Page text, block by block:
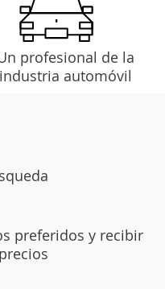
profesional de la
industria automóvil
preferidos y recibir